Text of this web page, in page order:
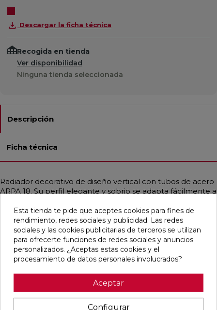
Descargar la ficha técnica
Recogida en tienda
Ver disponibilidad
Ninguna tienda seleccionada
Descripción
Ficha técnica
Radiador decorativo de diseño vertical con tubos de acero
ARPA 18. Su perfil elegante y sobrio se adapta fácilmente a
funcional. Proporciona un calor uniforme y eficiente
gracias a su compatibilidad con sistemas de baja
temperatura como calderas de condensación o bombas
de calor. Disponible en diferentes medidas, ofrece
potencias desde 54 hasta 3365 W, según configuración.
Incluye purgador, tapón ciego y soportes de fijación en el
Esta tienda te pide que aceptes cookies para fines de
rendimiento, redes sociales y publicidad. Las redes
sociales y las cookies publicitarias de terceros se utilizan
para ofrecerte funciones de redes sociales y anuncios
personalizados. ¿Aceptas estas cookies y el
procesamiento de datos personales involucrados?
Aceptar
Configurar